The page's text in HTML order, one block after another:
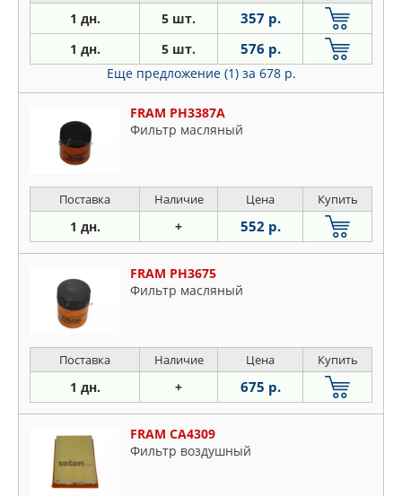
1 дн. 5 шт. 357 р.
1 дн. 5 шт. 576 р.
Еще предложение (1) за 678 р.
FRAM PH3387A
Фильтр масляный
Поставка Наличие Цена Купить
1 дн. + 552 р.
FRAM PH3675
Фильтр масляный
Поставка Наличие Цена Купить
1 дн. + 675 р.
FRAM CA4309
Фильтр воздушный